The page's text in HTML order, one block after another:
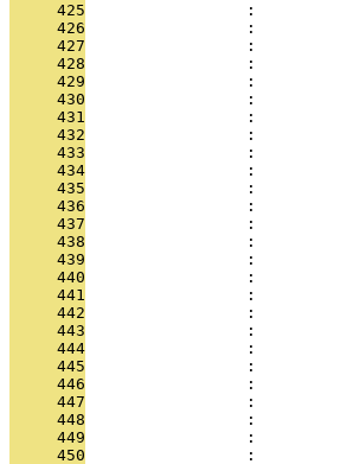
     425
:
     426
:
     427
:
     428
:
     429
:
     430
:
     431
:
     432
:
     433
:
     434
:
     435
:
     436
:
     437
:
     438
:
     439
:
     440
:
     441
:
     442
:
     443
:
     444
:
     445
:
     446
:
     447
:
     448
:
     449
:
     450
: